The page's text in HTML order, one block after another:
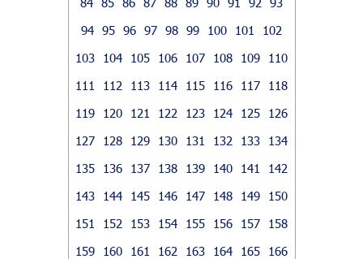
94 95 96 97 98 99 100 101
102
103
104 105 106 107 108 109
110
111
112 113 114 115 116 117
118
119
120 121 122 123 124 125
126
127
128 129 130 131 132 133
134
135
136 137 138 139 140 141
142
143
144 145 146 147 148 149
150
151
152 153 154 155 156 157
158
159
160 161 162 163 164 165
166